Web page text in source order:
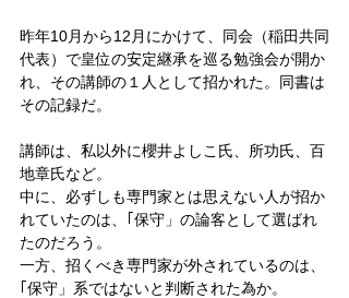
昨年10月から12月にかけて、同会（稲田共同
代表）で皇位の安定継承を巡る勉強会が開か
れ、その講師の１人として招かれた。同書は
その記録だ。
講師は、私以外に櫻井よしこ氏、所功氏、百
地章氏など。
中に、必ずしも専門家とは思えない人が招か
れていたのは、｢保守」の論客として選ばれ
たのだろう。
一方、招くべき専門家が外されているのは、
｢保守」系ではないと判断された為か。